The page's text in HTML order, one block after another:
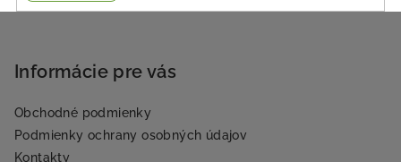
Informácie pre vás
Obchodné podmienky
Podmienky ochrany osobných údajov
Kontakty